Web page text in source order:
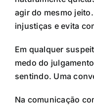
agir do mesmo
injustiças e evita
Em qualquer
medo do
sentindo. Uma
Na comunicação